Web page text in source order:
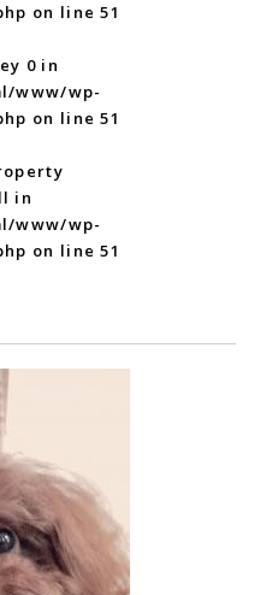
on line51
0 in
www/wp-
on line51
in
www/wp-
on line51